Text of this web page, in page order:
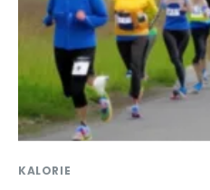
KALORIE